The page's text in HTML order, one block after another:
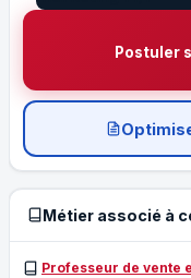
Postuler
Métier associé à
Professeur de vente